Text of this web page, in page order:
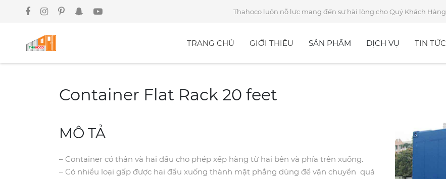
Thahoco luôn nỗ lực mang đến sự hài lòng cho Quý Khách Hàng
TRANG CHỦ GIỚI THIỆU SẢN PHẨM DỊCH VỤ TIN TỨC
Container Flat Rack 20 feet
MÔ TẢ
– Container có thân và hai đầu cho phép xếp hàng từ hai bên và phía trên xuống.
– Có nhiều loại gấp được hai đầu xuống thành mặt phẳng dùng để vận chuyển quá